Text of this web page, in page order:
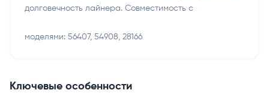
долговечность лайнера. Совместимость с
моделями: 56407, 54908, 28166
Ключевые особенности